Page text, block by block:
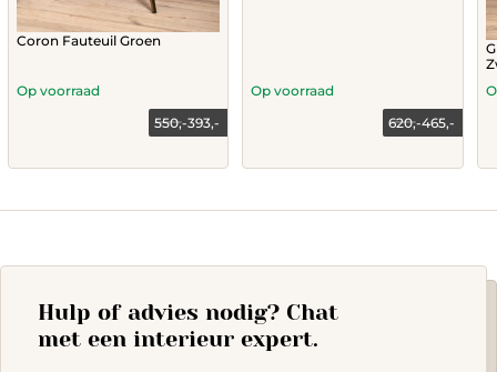
Coron Fauteuil Groen
393,-
Current
550,-
Original
Op voorraad
465,-
Current
620,-
Original
Op voorraad
Hulp of advies nodig? Chat
met een interieur expert.